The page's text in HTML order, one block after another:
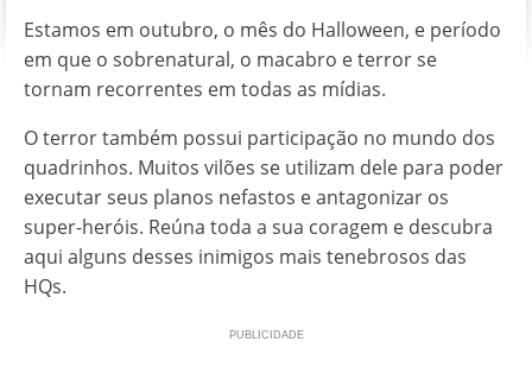
Estamos em outubro, o mês do Halloween, e período
em que o sobrenatural, o macabro e terror se
tornam recorrentes em todas as mídias.
O terror também possui participação no mundo dos
quadrinhos. Muitos vilões se utilizam dele para poder
executar seus planos nefastos e antagonizar os
super-heróis. Reúna toda a sua coragem e descubra
aqui alguns desses inimigos mais tenebrosos das
HQs.